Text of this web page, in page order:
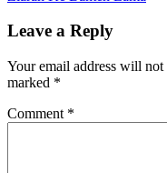
Leave a Reply
Your email address will not
marked *
Comment *